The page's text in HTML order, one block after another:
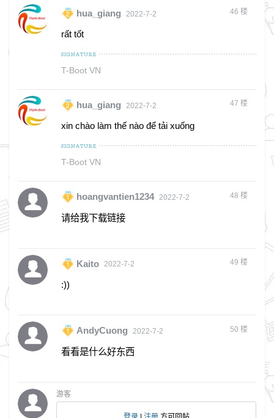
hua_giang 2022-7-2 46 楼
rất tốt
T-Boot VN
hua_giang 2022-7-2 47 楼
xin chào làm thế nào để tải xuống
T-Boot VN
hoangvantien1234 2022-7-2 48 楼
请给我下载链接
Kaito 2022-7-2 49 楼
:))
AndyCuong 2022-7-2 50 楼
看看是什么好东西
游客